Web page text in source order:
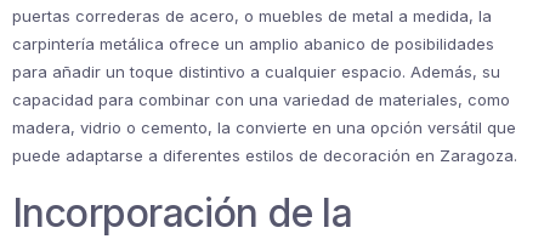
puertas correderas de acero, o muebles de metal a medida, la
carpintería metálica ofrece un amplio abanico de posibilidades
para añadir un toque distintivo a cualquier espacio. Además, su
capacidad para combinar con una variedad de materiales, como
madera, vidrio o cemento, la convierte en una opción versátil que
puede adaptarse a diferentes estilos de decoración en Zaragoza.
Incorporación de la